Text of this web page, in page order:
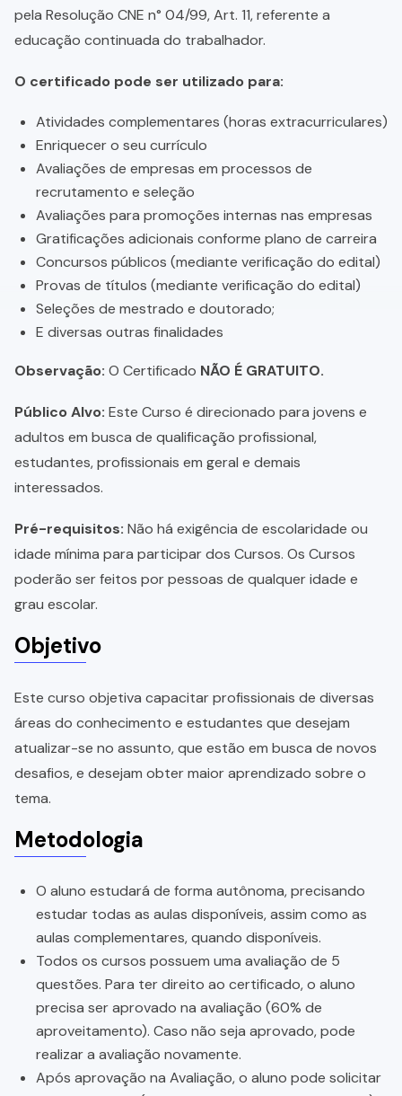
pela Resolução CNE n° 04/99, Art. 11, referente a
educação continuada do trabalhador.
O certificado pode ser utilizado para:
Atividades complementares (horas extracurriculares)
Enriquecer o seu currículo
Avaliações de empresas em processos de
recrutamento e seleção
Avaliações para promoções internas nas empresas
Gratificações adicionais conforme plano de carreira
Concursos públicos (mediante verificação do edital)
Provas de títulos (mediante verificação do edital)
Seleções de mestrado e doutorado;
E diversas outras finalidades
Observação: O Certificado NÃO É GRATUITO.
Público Alvo: Este Curso é direcionado para jovens e
adultos em busca de qualificação profissional,
estudantes, profissionais em geral e demais
interessados.
Pré-requisitos: Não há exigência de escolaridade ou
idade mínima para participar dos Cursos. Os Cursos
poderão ser feitos por pessoas de qualquer idade e
grau escolar.
Objetivo
Este curso objetiva capacitar profissionais de diversas
áreas do conhecimento e estudantes que desejam
atualizar-se no assunto, que estão em busca de novos
desafios, e desejam obter maior aprendizado sobre o
tema.
Metodologia
O aluno estudará de forma autônoma, precisando
estudar todas as aulas disponíveis, assim como as
aulas complementares, quando disponíveis.
Todos os cursos possuem uma avaliação de 5
questões. Para ter direito ao certificado, o aluno
precisa ser aprovado na avaliação (60% de
aproveitamento). Caso não seja aprovado, pode
realizar a avaliação novamente.
Após aprovação na Avaliação, o aluno pode solicitar